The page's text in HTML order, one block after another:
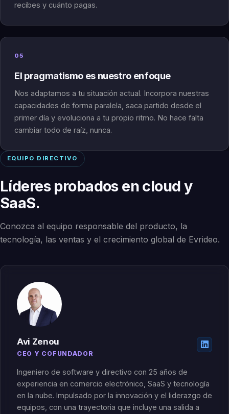
recibes y cuánto pagas.
05
El pragmatismo es nuestro enfoque
Nos adaptamos a tu situación actual. Incorpora nuestras
capacidades de forma paralela, saca partido desde el
primer día y evoluciona a tu propio ritmo. No hace falta
cambiar todo de raíz, nunca.
EQUIPO DIRECTIVO
Líderes probados en cloud y
SaaS.
Conozca al equipo responsable del producto, la
tecnología, las ventas y el crecimiento global de Evrideo.
Avi Zenou
CEO Y COFUNDADOR
Ingeniero de software y directivo con 25 años de
experiencia en comercio electrónico, SaaS y tecnología
en la nube. Impulsado por la innovación y el liderazgo de
equipos, con una trayectoria que incluye una salida a